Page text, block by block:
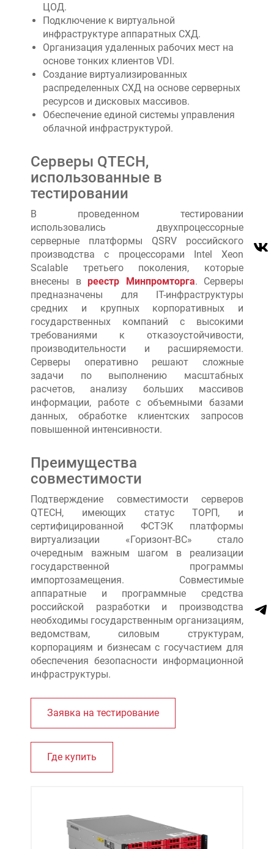
ЦОД.
Подключение к виртуальной
инфраструктуре аппаратных СХД.
Организация удаленных рабочих мест на
основе тонких клиентов VDI.
Создание виртуализированных
распределенных СХД на основе серверных
ресурсов и дисковых массивов.
Обеспечение единой системы управления
облачной инфраструктурой.
Серверы QTECH,
использованные в
тестировании
В проведенном тестировании
использовались двухпроцессорные
серверные платформы QSRV российского
производства с процессорами Intel Xeon
Scalable третьего поколения, которые
внесены в реестр Минпромторга. Серверы
предназначены для IT-инфраструктуры
средних и крупных корпоративных и
государственных компаний с высокими
требованиями к отказоустойчивости,
производительности и расширяемости.
Серверы оперативно решают сложные
задачи по выполнению масштабных
расчетов, анализу больших массивов
информации, работе с объемными базами
данных, обработке клиентских запросов
повышенной интенсивности.
Преимущества
совместимости
Подтверждение совместимости серверов
QTECH, имеющих статус ТОРП, и
сертифицированной ФСТЭК платформы
виртуализации «Горизонт-ВС» стало
очередным важным шагом в реализации
государственной программы
импортозамещения. Совместимые
аппаратные и программные средства
российской разработки и производства
необходимы государственным организациям,
ведомствам, силовым структурам,
корпорациям и бизнесам с госучастием для
обеспечения безопасности информационной
инфраструктуры.